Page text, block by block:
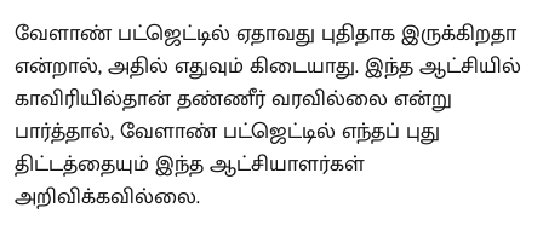
வேளாண் பட்ஜெட்டில் ஏதாவது புதிதாக இருக்கிறதா
என்றால், அதில் எதுவும் கிடையாது. இந்த ஆட்சியில்
காவிரியில்தான் தண்ணீர் வரவில்லை என்று
பார்த்தால், வேளாண் பட்ஜெட்டில் எந்தப் புது
திட்டத்தையும் இந்த ஆட்சியாளர்கள்
அறிவிக்கவில்லை.